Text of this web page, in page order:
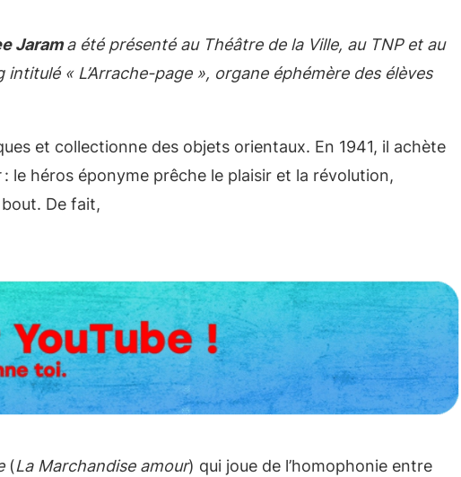
Jarama été présenté au Théâtre de la Ville, au TNP et au
« L’Arrache-page », organe éphémère des élèves
et collectionne des objets orientaux. En 1941, il achète
: le héros éponyme prêche le plaisir et la révolution,
De fait,
(La Marchandise amour) qui joue de l’homophonie entre